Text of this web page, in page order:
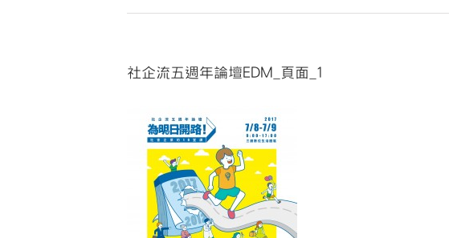
社企流五週年論壇EDM_頁面_1